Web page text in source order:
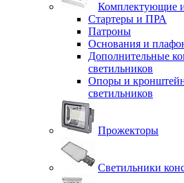
Комплектующие
Стартеры и ПРА
Патроны
Основания и
Дополнительные
светильников
Опоры и
светильников
Прожекторы
Светильники